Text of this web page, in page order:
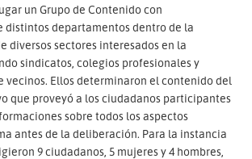
un Grupo de Contenido con
distintos departamentos dentro de la
diversos sectores interesados en la
sindicatos, colegios profesionales y
vecinos. Ellos determinaron el contenido del
que proveyó a los ciudadanos participantes
sobre todos los aspectos
antes de la deliberación. Para la instancia
9 ciudadanos, 5 mujeres y 4 hombres,